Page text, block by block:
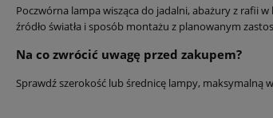
Poczwórna lampa wisząca do jadalni, abażury z rafii
źródło światła i sposób montażu z planowanym
Na co zwrócić uwagę przed zakupem?
Sprawdź szerokość lub średnicę lampy, maksymalną